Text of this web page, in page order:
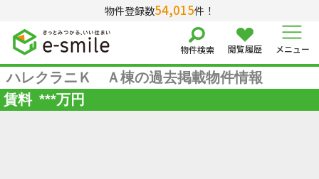
物件登録数54,015件！
物件検索 閲覧履歴 メニュー
ハレクラニＫ Ａ棟の過去掲載物件情報
賃料 ***万円